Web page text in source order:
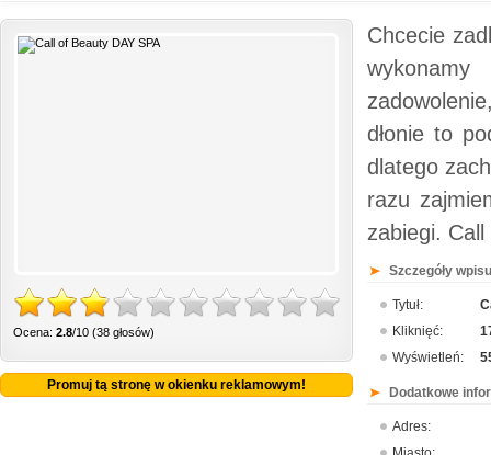
Ocena: 2.8/10 (38 głosów)
Promuj tą stronę w okienku reklamowym!
Chcecie
dłonie to
dlatego
razu
zabiegi.
Szczegóły
Tytuł:
Kliknięć:
Wyświetleń:
Dodatkowe
Adres: